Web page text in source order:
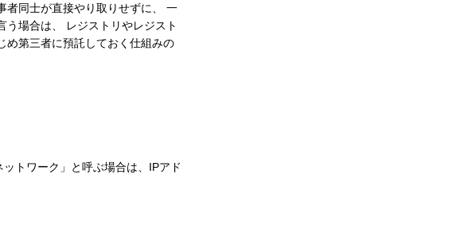
者同士が直接やり取りせずに、 一
う場合は、 レジストリやレジスト
め第三者に預託しておく仕組みの
トワーク」と呼ぶ場合は、IPアド